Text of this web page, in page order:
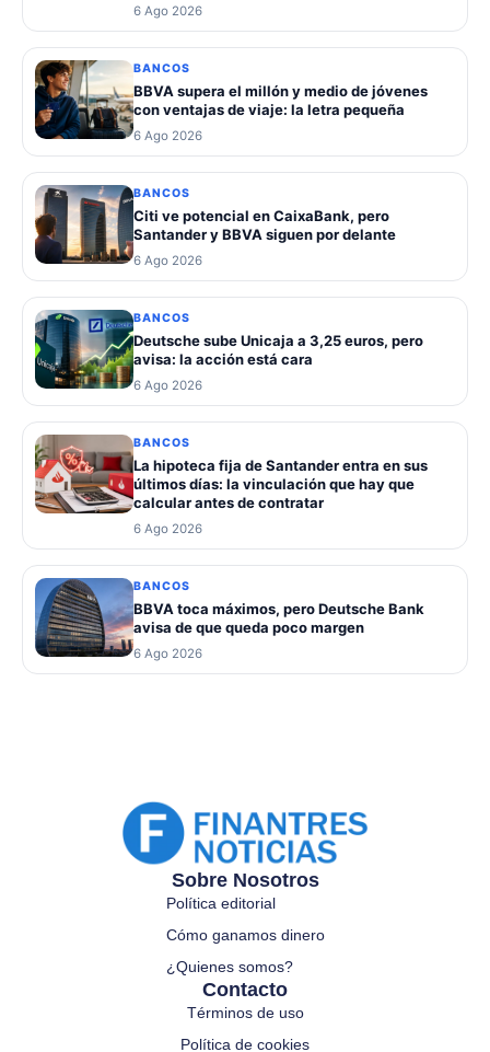
6 Ago 2026
BANCOS
BBVA supera el millón y medio de jóvenes
con ventajas de viaje: la letra pequeña
6 Ago 2026
BANCOS
Citi ve potencial en CaixaBank, pero
Santander y BBVA siguen por delante
6 Ago 2026
BANCOS
Deutsche sube Unicaja a 3,25 euros, pero
avisa: la acción está cara
6 Ago 2026
BANCOS
La hipoteca fija de Santander entra en sus
últimos días: la vinculación que hay que
calcular antes de contratar
6 Ago 2026
BANCOS
BBVA toca máximos, pero Deutsche Bank
avisa de que queda poco margen
6 Ago 2026
Sobre Nosotros
Política editorial
Cómo ganamos dinero
¿Quienes somos?
Contacto
Términos de uso
Política de cookies